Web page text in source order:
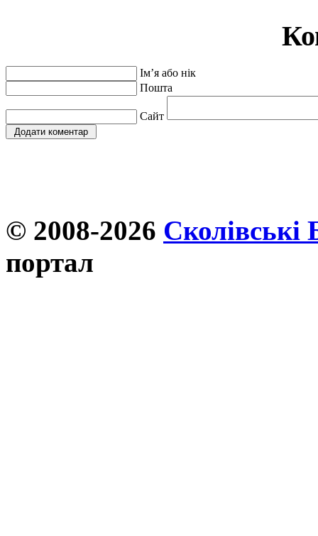
Ім’я або нік
Пошта
Сайт
© 2008-2026 Сколівські
портал